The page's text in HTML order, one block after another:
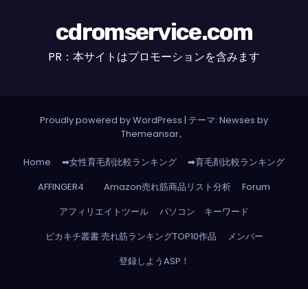
cdromservice.com
PR：本サイトはプロモーションを含みます
Proudly powered by WordPress | テーマ: Newses by
Themeansar。
Home ➡女性育毛剤比較ランキング
➡育毛剤比較ランキング
AFFINGER4
Amazon売れ筋商品リスト分析
Forum
アフィリエイトツール
パソコン キーワード
ピカキチ叢書 売れ筋ランキングTOP10作品
メンバー
登録しようASP！